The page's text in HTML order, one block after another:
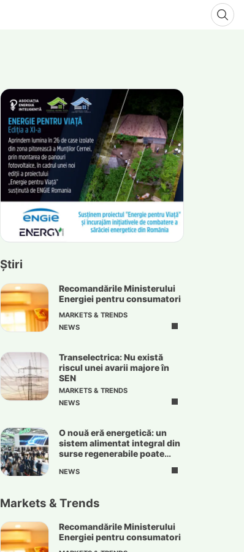
Știri
Recomandările Ministerului
Energiei pentru consumatori
MARKETS & TRENDS
NEWS
Transelectrica: Nu există
riscul unei avarii majore în
SEN
MARKETS & TRENDS
NEWS
O nouă eră energetică: un
sistem alimentat integral din
surse regenerabile poate
NEWS
Markets & Trends
Recomandările Ministerului
Energiei pentru consumatori